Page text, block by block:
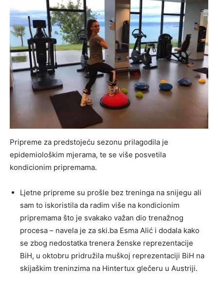
Pripreme za predstojeću sezonu prilagodila je
epidemiološkim mjerama, te se više posvetila
kondicionim pripremama.
Ljetne pripreme su prošle bez treninga na snijegu ali
sam to iskoristila da radim više na kondicionim
pripremama što je svakako važan dio trenažnog
procesa – navela je za ski.ba Esma Alić i dodala kako
se zbog nedostatka trenera ženske reprezentacije
BiH, u oktobru pridružila muškoj reprezentaciji BiH na
skijaškim treninzima na Hintertux glečeru u Austriji.